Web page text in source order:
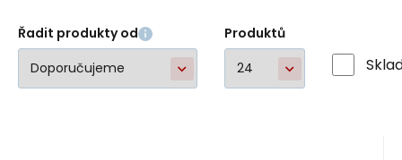
Řadit produkty od Produktů